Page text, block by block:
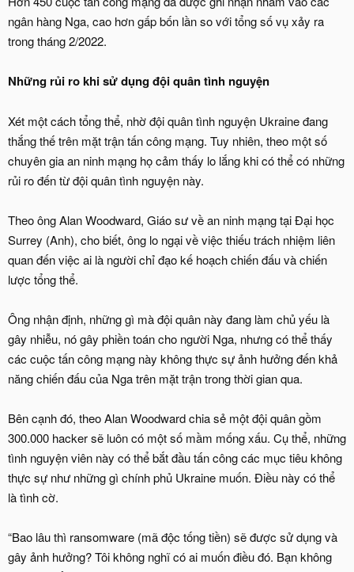
ngân hàng Nga, cao hơn gấp bốn lần so với tổng số vụ xảy ra
trong tháng 2/2022.
Những rủi ro khi sử dụng đội quân tình nguyện
Xét một cách tổng thể, nhờ đội quân tình nguyện Ukraine đang
thắng thế trên mặt trận tấn công mạng. Tuy nhiên, theo một số
chuyên gia an ninh mạng họ cảm thấy lo lắng khi có thể có những
rủi ro đến từ đội quân tình nguyện này.
Theo ông Alan Woodward, Giáo sư về an ninh mạng tại Đại học
Surrey (Anh), cho biết, ông lo ngại về việc thiếu trách nhiệm liên
quan đến việc ai là người chỉ đạo kế hoạch chiến đấu và chiến
lược tổng thể.
Ông nhận định, những gì mà đội quân này đang làm chủ yếu là
gây nhiễu, nó gây phiền toán cho người Nga, nhưng có thể thấy
các cuộc tấn công mạng này không thực sự ảnh hưởng đến khả
năng chiến đấu của Nga trên mặt trận trong thời gian qua.
Bên cạnh đó, theo Alan Woodward chia sẻ một đội quân gồm
300.000 hacker sẽ luôn có một số mầm mống xấu. Cụ thể, những
tình nguyện viên này có thể bắt đầu tấn công các mục tiêu không
thực sự như những gì chính phủ Ukraine muốn. Điều này có thể
là tình cờ.
“Bao lâu thì ransomware (mã độc tống tiền) sẽ được sử dụng và
gây ảnh hưởng? Tôi không nghĩ có ai muốn điều đó. Bạn không